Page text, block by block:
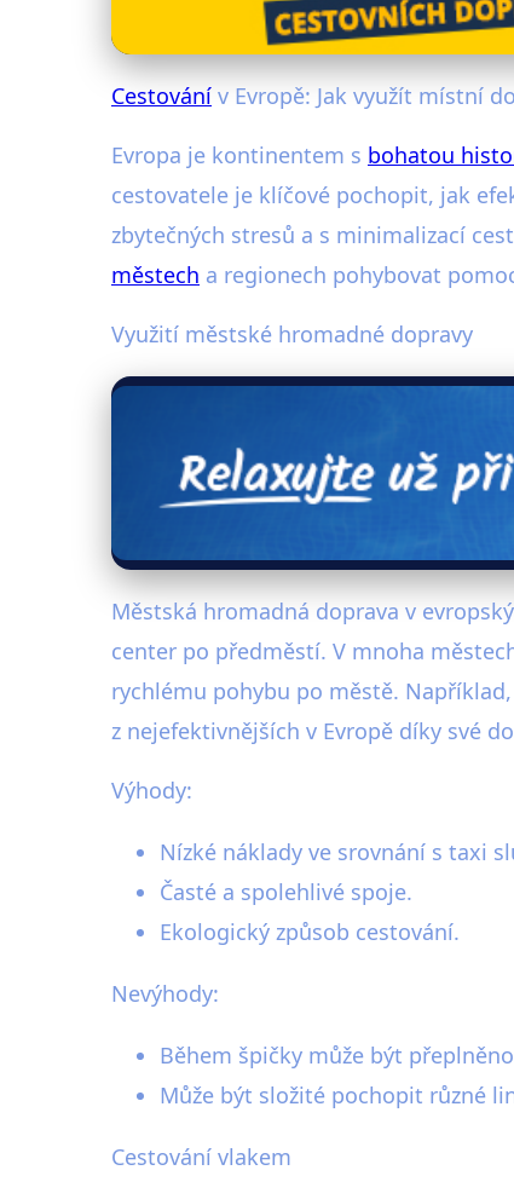
· 4 min čtení · Autor: Radim Vávra
Cestování v Evropě: Jak využít místní
Evropa je kontinentem s bohatou
cestovatele je klíčové pochopit, jak
zbytečných stresů a s minimalizací
městech a regionech pohybovat
Využití městské hromadné dopravy
Městská hromadná doprava v
center po předměstí. V mnoha
rychlému pohybu po městě.
z nejefektivnějších v Evropě díky své
Výhody:
Nízké náklady ve srovnání s taxi
Časté a spolehlivé spoje.
Ekologický způsob cestování.
Nevýhody:
Během špičky může být
Může být složité pochopit různé
Cestování vlakem